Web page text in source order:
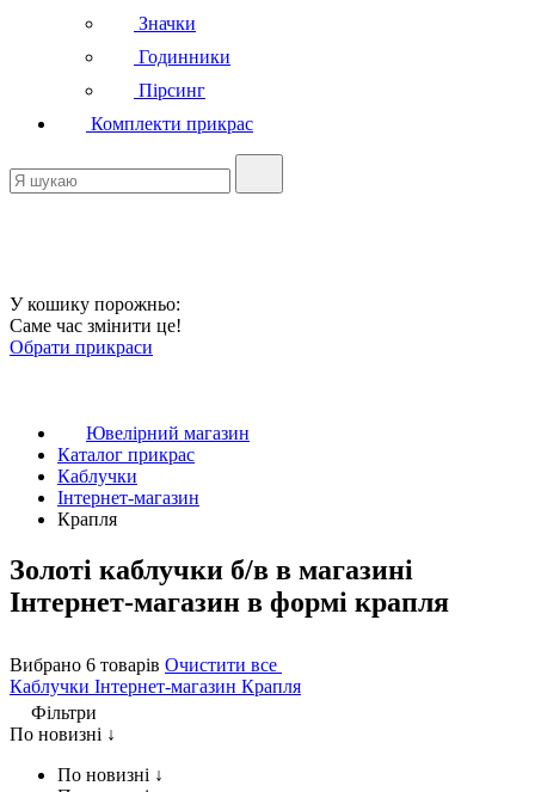
Значки
Годинники
Пірсинг
Комплекти прикрас
У кошику порожньо:
Саме час змінити це!
Обрати прикраси
Ювелірний магазин
Каталог прикрас
Каблучки
Інтернет-магазин
Крапля
Золоті каблучки б/в в магазині
Інтернет-магазин в формі крапля
Вибрано 6 товарів Очистити все
Каблучки Інтернет-магазин Крапля
Фільтри
По новизні ↓
По новизні ↓